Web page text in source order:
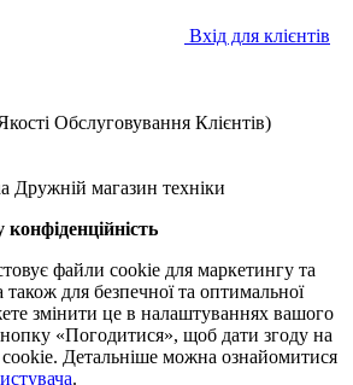
Вхід для клієнтів
Обслуговування Клієнтів)
магазин техніки
файли cookie для маркетингу та
також для безпечної та оптимальної
змінити це в налаштуваннях вашого
«Погодитися», щоб дати згоду на
Детальніше можна ознайомитися
.